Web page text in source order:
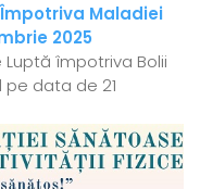
Maladiei
2025
împotriva Bolii
data de 21